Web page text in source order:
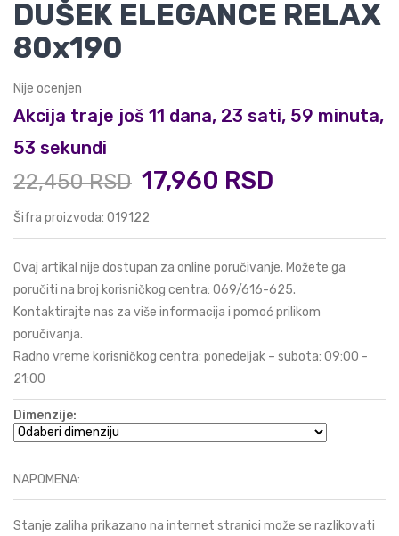
DUŠEK ELEGANCE RELAX
80x190
Nije ocenjen
Akcija traje još 11 dana, 23 sati, 59 minuta,
53 sekundi
22,450 RSD 17,960 RSD
Šifra proizvoda: 019122
Ovaj artikal nije dostupan za online poručivanje. Možete ga
poručiti na broj korisničkog centra: 069/616-625.
Kontaktirajte nas za više informacija i pomoć prilikom
poručivanja.
Radno vreme korisničkog centra: ponedeljak – subota: 09:00 -
21:00
Dimenzije:
NAPOMENA:
Stanje zaliha prikazano na internet stranici može se razlikovati